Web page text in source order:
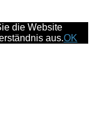
die Website
aus.OK